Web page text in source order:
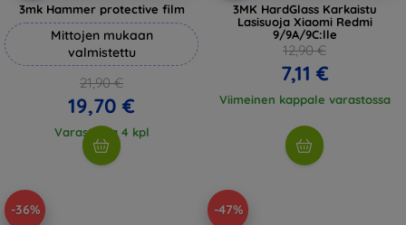
3mk Hammer protective film
Mittojen mukaan
valmistettu
21,90 €
19,70 €
Varastossa 4 kpl
3MK HardGlass Karkaistu
Lasisuoja Xiaomi Redmi
9/9A/9C:lle
12,90 €
7,11 €
Viimeinen kappale varastossa
-36% -47%